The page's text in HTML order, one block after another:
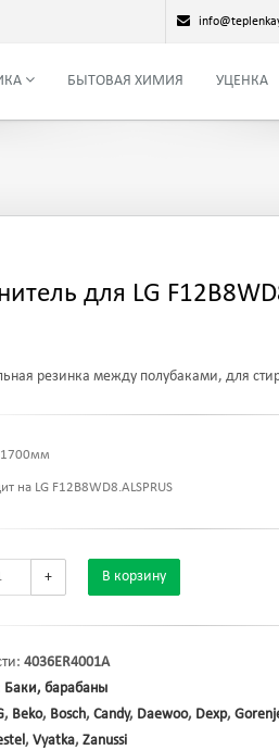
БЫТОВАЯ ХИМИЯ УЦЕНКА
для LG
резинка между полубаками, для
на LG F12B8WD8.ALSPRUS
+ В корзину
4036ER4001A
Баки, барабаны
, Beko, Bosch, Candy, Daewoo, Dexp,
, Vyatka, Zanussi